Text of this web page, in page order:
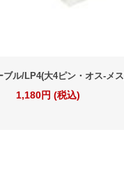
ブル/LP4(大4ピン・オス-メ
1,180円 (税込)